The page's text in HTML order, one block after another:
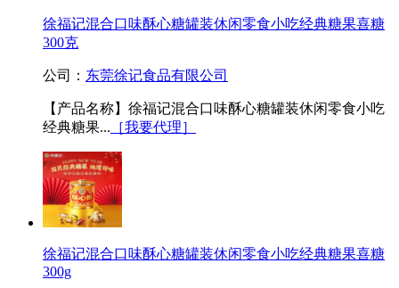
徐福记混合口味酥心糖罐装休闲零食小吃经典糖果喜糖
300克
公司： 东莞徐记食品有限公司
【产品名称】徐福记混合口味酥心糖罐装休闲零食小吃
经典糖果... ［我要代理］
徐福记混合口味酥心糖罐装休闲零食小吃经典糖果喜糖
300g